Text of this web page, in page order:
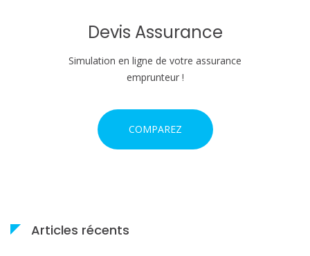
e
Devis Assurance
Simulation en ligne de votre assurance
emprunteur !
COMPAREZ
Articles récents